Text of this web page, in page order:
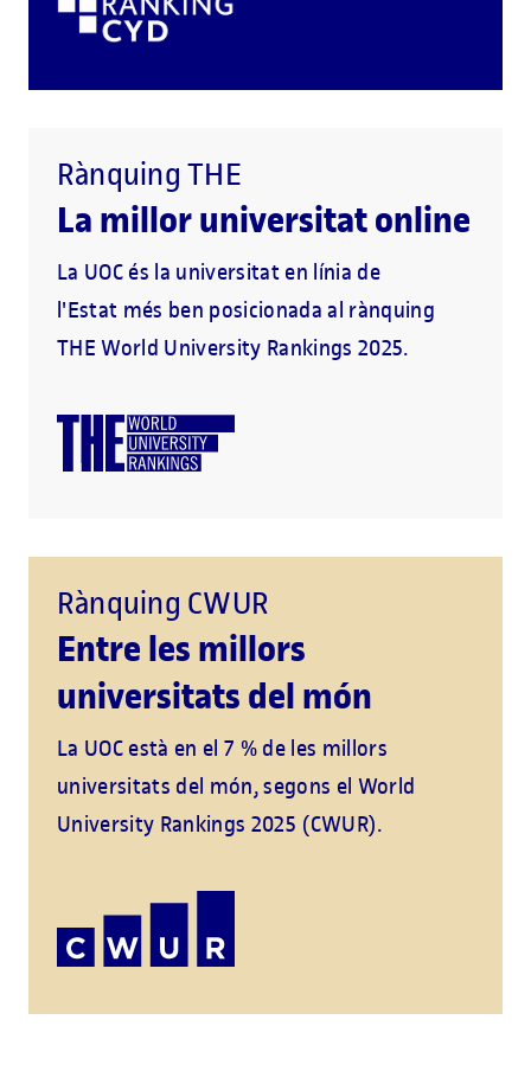
Rànquing THE
La millor universitat online
La UOC és la universitat en línia de
l'Estat més ben posicionada al rànquing
THE World University Rankings 2025.
Rànquing CWUR
Entre les millors
universitats del món
La UOC està en el 7 % de les millors
universitats del món, segons el World
University Rankings 2025 (CWUR).